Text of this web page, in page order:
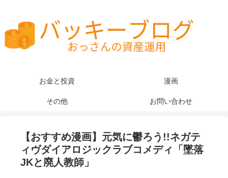
お金と投資 漫画
その他 お問い合わせ
【おすすめ漫画】元気に鬱ろう!!ネガテ
ィヴダイアロジックラブコメディ「墜落
JKと廃人教師」